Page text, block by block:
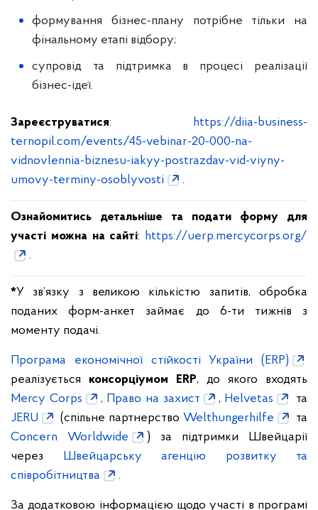
формування бізнес-плану потрібне тільки на
фінальному етапі відбору;
супровід та підтримка в процесі реалізації
бізнес-ідеї.
Зареєструватися:
https://diia-business-
ternopil.com/events/45-vebinar-20-000-na-
vidnovlennia-biznesu-iakyy-postrazdav-vid-viyny-
umovy-terminy-osoblyvosti
.
Ознайомитись детальніше та подати форму для
участі можна на сайті: https://uerp.mercycorps.org/
.
*У зв’язку з великою кількістю запитів, обробка
поданих форм-анкет займає до 6-ти тижнів з
моменту подачі.
Програма економічної стійкості України (ERP)
реалізується консорціумом ERP, до якого входять
Mercy Corps
, Право на захист , Helvetas
та
JERU
(cпільне партнерство Welthungerhilfe
та
Concern Worldwide
) за підтримки Швейцарії
через
Швейцарську агенцію розвитку та
співробітництва
.
За додатковою інформацією щодо участі в програмі